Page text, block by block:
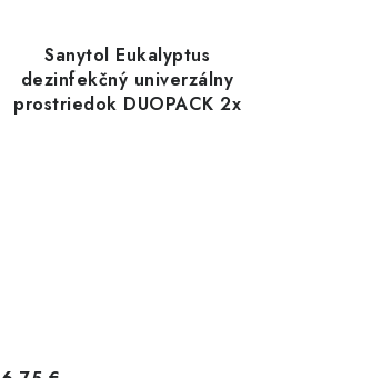
Sanytol Eukalyptus
dezinfekčný univerzálny
prostriedok DUOPACK 2x